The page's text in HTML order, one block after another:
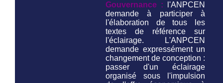
Gouvernance :
l'ANPCEN
demande à participer à
l'élaboration de tous les
textes de référence sur
l'éclairage. L'ANPCEN
demande expressément un
changement de conception :
passer d'un éclairage
organisé sous l'impulsion